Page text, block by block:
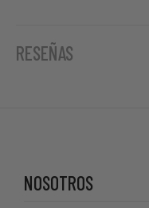
RESEÑAS
NOSOTROS